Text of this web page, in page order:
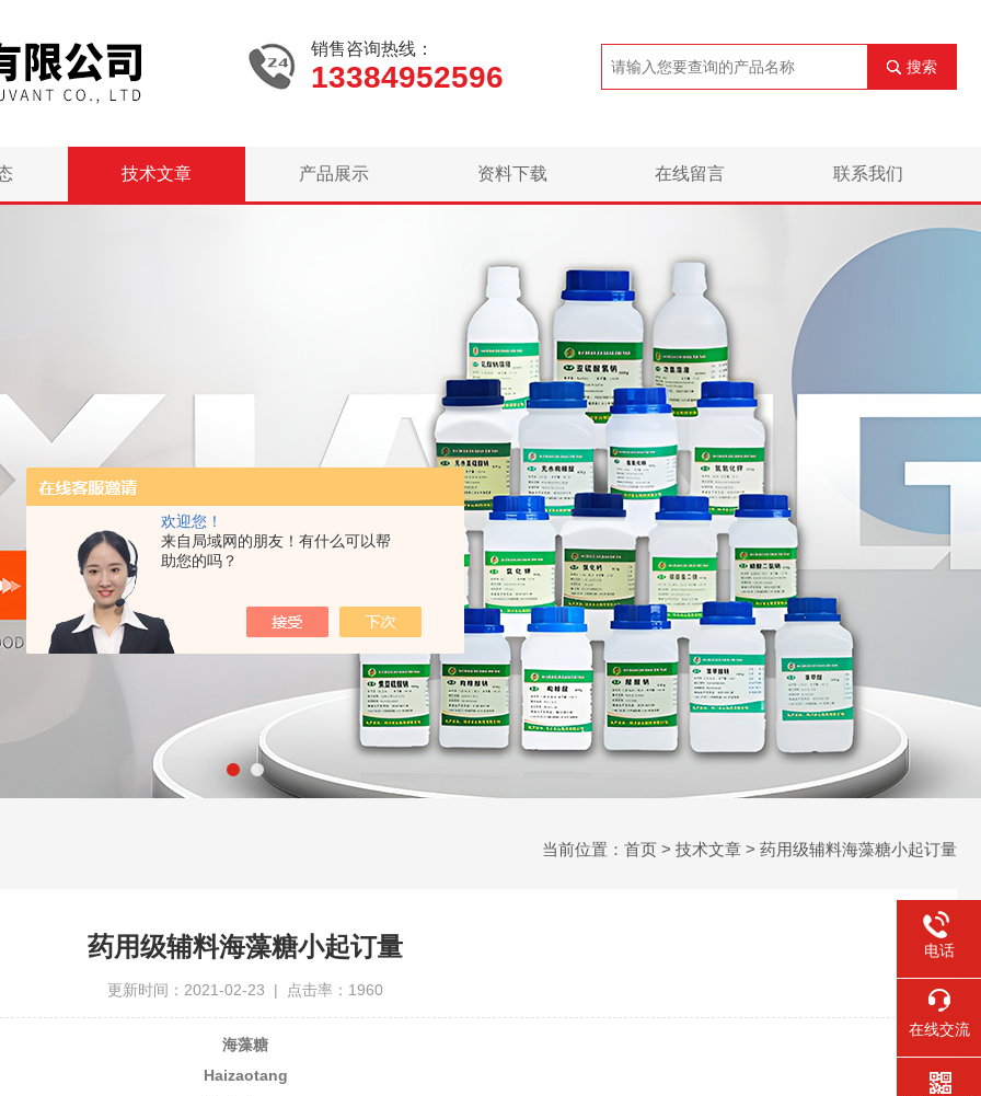
欢迎您！
来自局域网的朋友！有什么可以帮
助您的吗？
销售咨询热线：
13384952596 搜索
技术文章 产品展示 资料下载 在线留言 联系我们
当前位置： 首页 > 技术文章 > 药用级辅料海藻糖小起订量
药用级辅料海藻糖小起订量
更新时间：2021-02-23 | 点击率：1960
海藻糖
Haizaotang
电话
在线交流